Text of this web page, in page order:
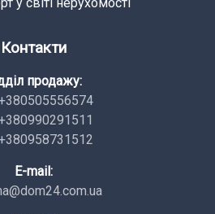
Контакти
продажу:
E-mail: